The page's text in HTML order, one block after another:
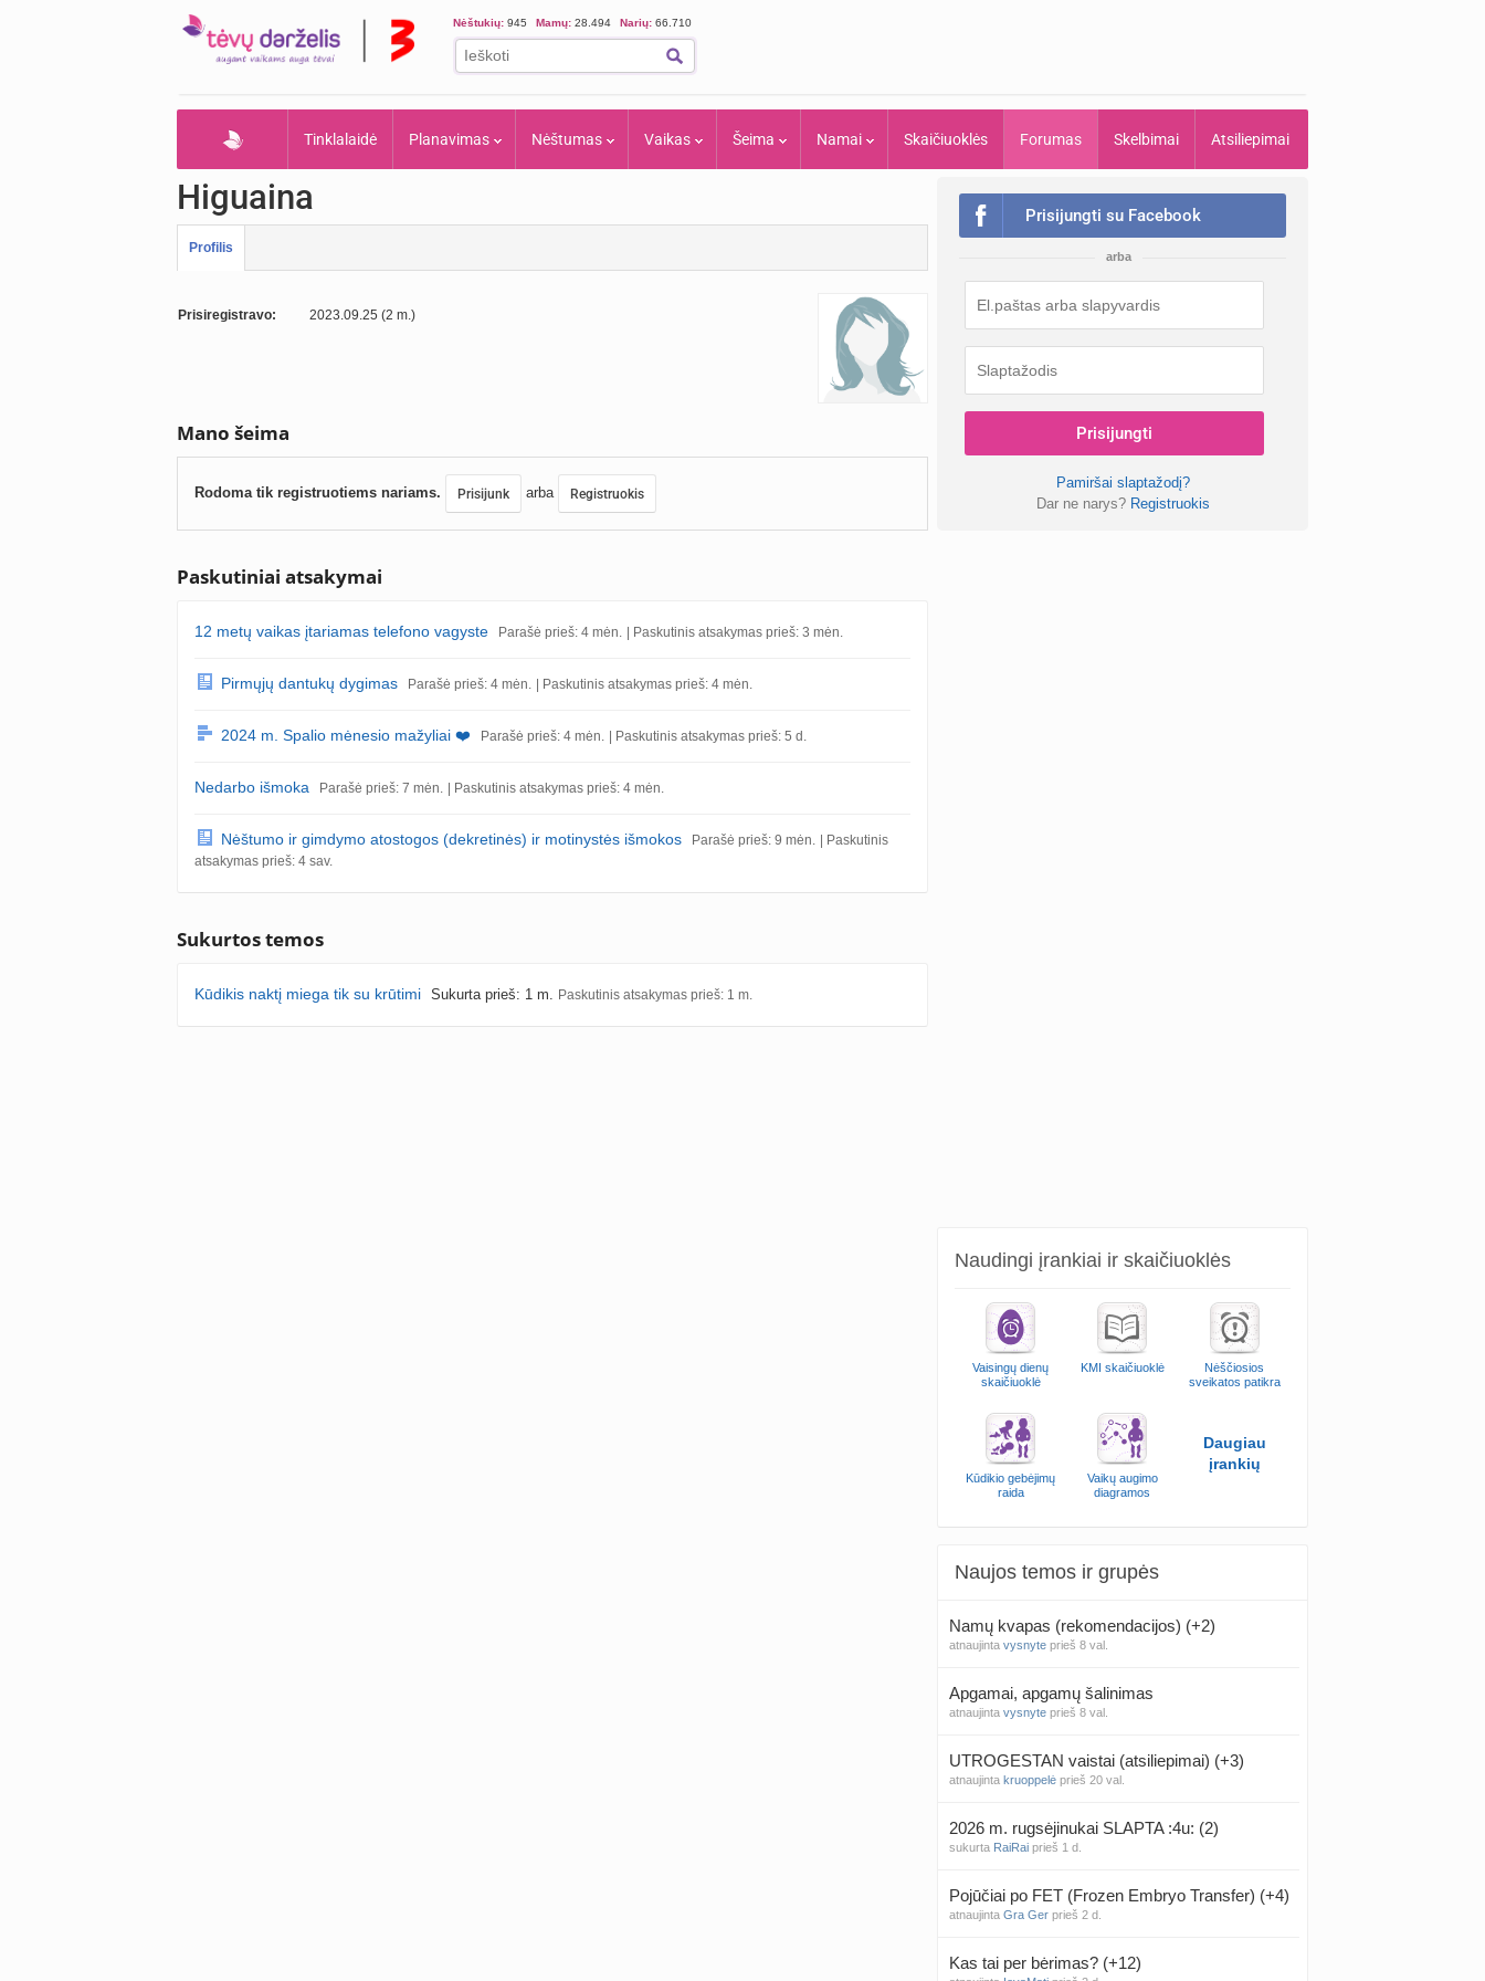
Nėštukių: 945 Mamų: 28.494 Narių: 66.710
Tinklalaidė Planavimas Nėštumas Vaikas Šeima Namai Skaičiuoklės Forumas Skelbimai Atsiliepimai
Higuaina
Profilis
Prisiregistravo: 2023.09.25 (2 m.)
Mano šeima
Rodoma tik registruotiems nariams. Prisijunk arba Registruokis
Paskutiniai atsakymai
12 metų vaikas įtariamas telefono vagyste Parašė prieš: 4 mėn. | Paskutinis atsakymas prieš: 3 mėn.
Pirmųjų dantukų dygimas Parašė prieš: 4 mėn. | Paskutinis atsakymas prieš: 4 mėn.
2024 m. Spalio mėnesio mažyliai ❤️ Parašė prieš: 4 mėn. | Paskutinis atsakymas prieš: 5 d.
Nedarbo išmoka Parašė prieš: 7 mėn. | Paskutinis atsakymas prieš: 4 mėn.
Nėštumo ir gimdymo atostogos (dekretinės) ir motinystės išmokos Parašė prieš: 9 mėn. | Paskutinis
atsakymas prieš: 4 sav.
Sukurtos temos
Kūdikis naktį miega tik su krūtimi Sukurta prieš: 1 m. Paskutinis atsakymas prieš: 1 m.
Prisijungti su Facebook
arba
Prisijungti
Pamiršai slaptažodį?
Dar ne narys? Registruokis
Naudingi įrankiai ir skaičiuoklės
Vaisingų dienų
skaičiuoklė
KMI skaičiuoklė
Nėščiosios
sveikatos patikra
Kūdikio gebėjimų
raida
Vaikų augimo
diagramos
Daugiau
įrankių
Naujos temos ir grupės
Namų kvapas (rekomendacijos) (+2)
atnaujinta vysnyte prieš 8 val.
Apgamai, apgamų šalinimas
atnaujinta vysnyte prieš 8 val.
UTROGESTAN vaistai (atsiliepimai) (+3)
atnaujinta kruoppelė prieš 20 val.
2026 m. rugsėjinukai SLAPTA :4u: (2)
sukurta RaiRai prieš 1 d.
Pojūčiai po FET (Frozen Embryo Transfer) (+4)
atnaujinta Gra Ger prieš 2 d.
Kas tai per bėrimas? (+12)